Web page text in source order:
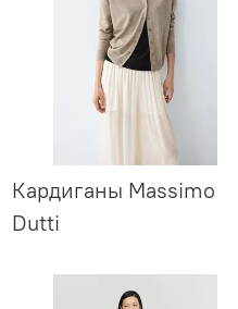
Кардиганы Massimo
Dutti